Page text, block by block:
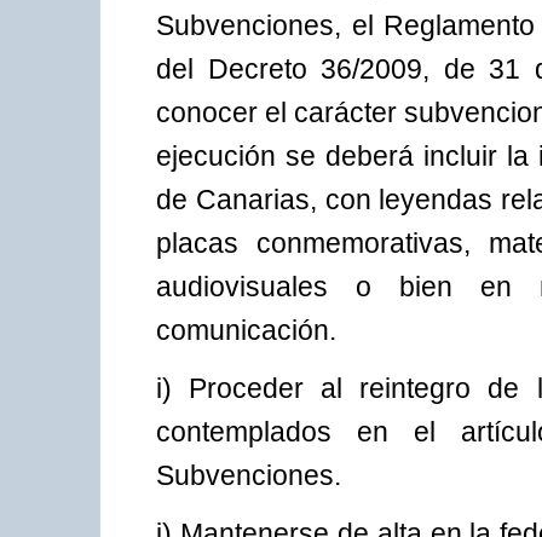
Subvenciones, el
del Decreto 36/2009, de
conocer el carácter
ejecución se deberá incluir
de Canarias, con leyendas
placas conmemorativas,
audiovisuales o bien en
comunicación.
i) Proceder al reintegro de
contemplados en el
Subvenciones.